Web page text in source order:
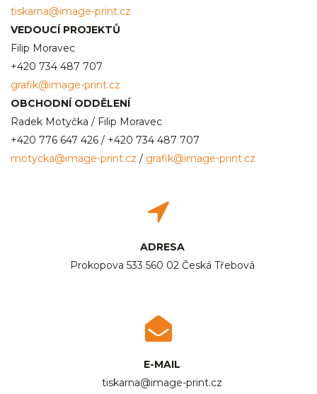
tiskarna@image-print.cz
VEDOUCÍ PROJEKTŮ
Filip Moravec
+420 734 487 707
grafik@image-print.cz
OBCHODNÍ ODDĚLENÍ
Radek Motyčka / Filip Moravec
+420 776 647 426 / +420 734 487 707
motycka@image-print.cz / grafik@image-print.cz
ADRESA
Prokopova 533 560 02 Česká Třebová
E-MAIL
tiskarna@image-print.cz